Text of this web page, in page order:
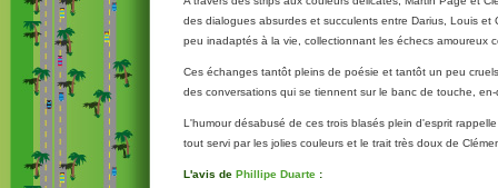
des dialogues absurdes et succulents entre Darius, Louis et
peu inadaptés à la vie, collectionnant les échecs amoureux
Ces échanges tantôt pleins de poésie et tantôt un peu
des conversations qui se tiennent sur le banc de touche,
L'humour désabusé de ces trois blasés plein d'esprit
tout servi par les jolies couleurs et le trait très doux de
L'avis de Phillipe Duarte :